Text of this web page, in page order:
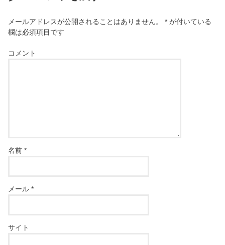
メールアドレスが公開されることはありません。 * が付いている
欄は必須項目です
コメント
名前*
メール*
サイト